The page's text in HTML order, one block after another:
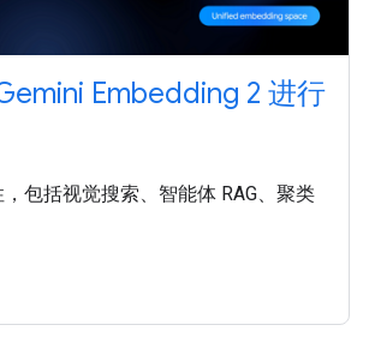
Embedding 2 进行
包括视觉搜索、智能体 RAG、聚类